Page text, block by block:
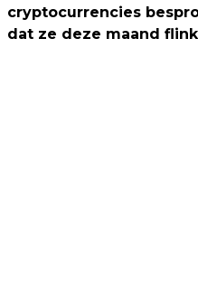
cryptocurrencies
dat ze deze maand